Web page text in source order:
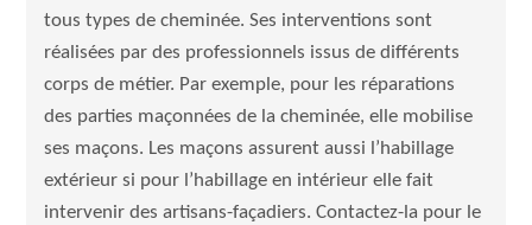
tous types de cheminée. Ses interventions sont
réalisées par des professionnels issus de différents
corps de métier. Par exemple, pour les réparations
des parties maçonnées de la cheminée, elle mobilise
ses maçons. Les maçons assurent aussi l’habillage
extérieur si pour l’habillage en intérieur elle fait
intervenir des artisans-façadiers. Contactez-la pour le